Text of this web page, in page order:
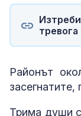
Районът
Трима души